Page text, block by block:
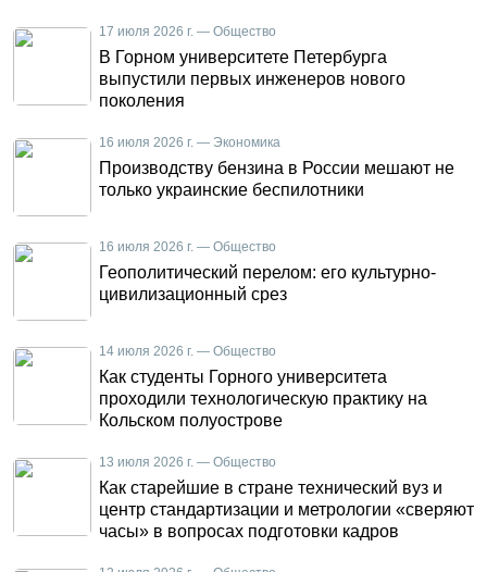
17 июля 2026 г. — Общество
В Горном университете Петербурга
выпустили первых инженеров нового
поколения
16 июля 2026 г. — Экономика
Производству бензина в России мешают не
только украинские беспилотники
16 июля 2026 г. — Общество
Геополитический перелом: его культурно-
цивилизационный срез
14 июля 2026 г. — Общество
Как студенты Горного университета
проходили технологическую практику на
Кольском полуострове
13 июля 2026 г. — Общество
Как старейшие в стране технический вуз и
центр стандартизации и метрологии «сверяют
часы» в вопросах подготовки кадров